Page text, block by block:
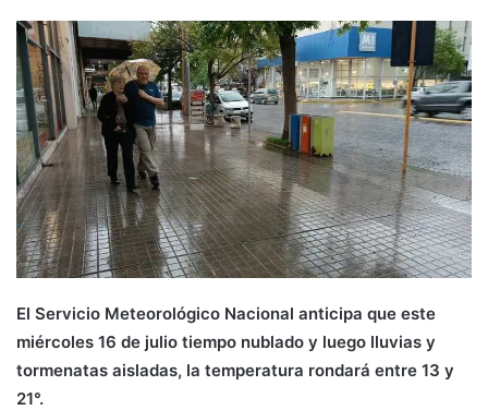
El Servicio Meteorológico Nacional anticipa que este
miércoles 16 de julio tiempo nublado y luego lluvias y
tormenatas aisladas, la temperatura rondará entre 13 y
21°.